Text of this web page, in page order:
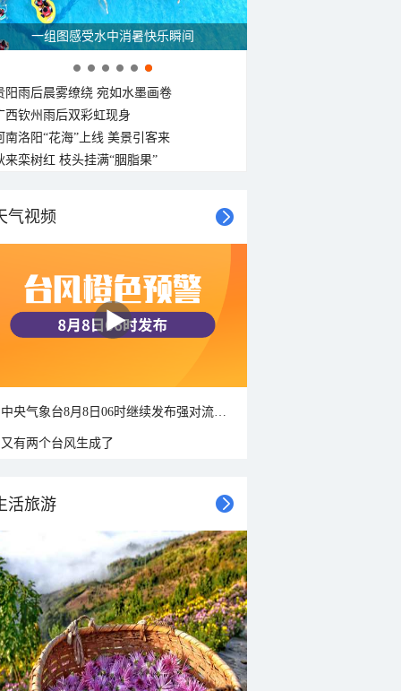
进青海祁连 邂逅一场大自然的顶级配色
阳雨后晨雾缭绕 宛如水墨画卷
西钦州雨后双彩虹现身
南洛阳“花海”上线 美景引客来
来栾树红 枝头挂满“胭脂果”
气视频
又有两个台风生成了
活旅游